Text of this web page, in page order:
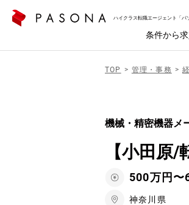
ハイクラス転職エージェント「パ
条件から
TOP 管理・事務
機械・精密機器メ
【小田原
500万円〜
神奈川県